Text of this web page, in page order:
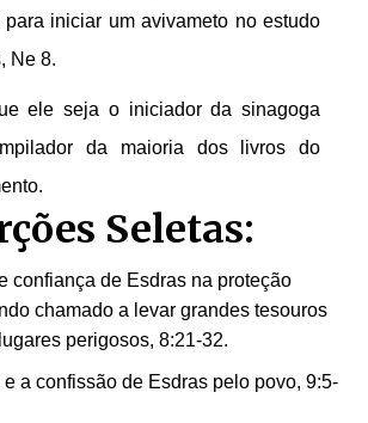
iniciar um avivameto no estudo
Ne 8.
ele seja o iniciador da sinagoga
da maioria dos livros do
Seletas:
confiança de Esdras na proteção
chamado a levar grandes tesouros
perigosos, 8:21-32.
e a confissão de Esdras pelo povo, 9:5-